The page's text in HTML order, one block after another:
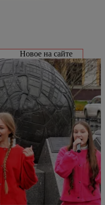
Новое на сайте